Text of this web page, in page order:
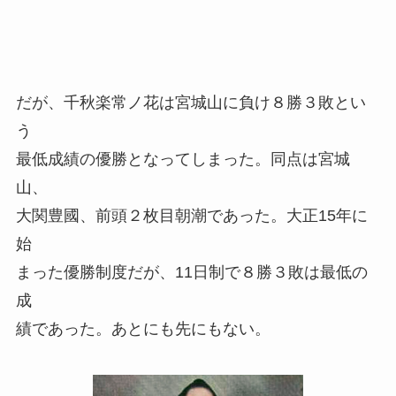
だが、千秋楽常ノ花は宮城山に負け８勝３敗とい
う
最低成績の優勝となってしまった。同点は宮城
山、
大関豊國、前頭２枚目朝潮であった。大正15年に
始
まった優勝制度だが、11日制で８勝３敗は最低の
成
績であった。あとにも先にもない。